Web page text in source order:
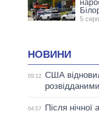
5
НОВИНИ
09:12
США
04:57
Після нічної